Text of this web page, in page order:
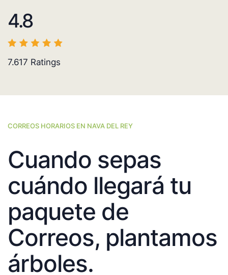
4.8
7.617 Ratings
CORREOS HORARIOS EN NAVA DEL REY
Cuando sepas
cuándo llegará tu
paquete de
Correos, plantamos
árboles.